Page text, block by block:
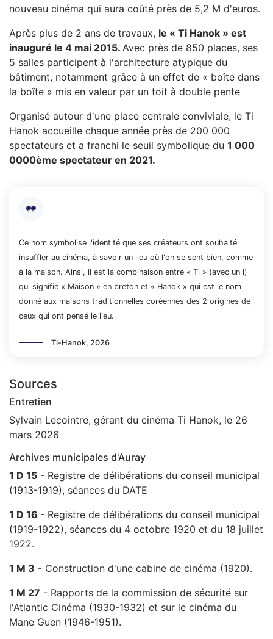
nouveau cinéma qui aura coûté près de 5,2 M d'euros.
Après plus de 2 ans de travaux, le « Ti Hanok » est
inauguré le 4 mai 2015. Avec près de 850 places, ses
5 salles participent à l'architecture atypique du
bâtiment, notamment grâce à un effet de « boîte dans
la boîte » mis en valeur par un toit à double pente
Organisé autour d'une place centrale conviviale, le Ti
Hanok accueille chaque année près de 200 000
spectateurs et a franchi le seuil symbolique du 1 000
0000ème spectateur en 2021.
Ce nom symbolise l'identité que ses créateurs ont souhaité
insuffler au cinéma, à savoir un lieu où l'on se sent bien, comme
à la maison. Ainsi, il est la combinaison entre « Ti » (avec un i)
qui signifie « Maison » en breton et « Hanok » qui est le nom
donné aux maisons traditionnelles coréennes des 2 origines de
ceux qui ont pensé le lieu.
Ti-Hanok, 2026
Sources
Entretien
Sylvain Lecointre, gérant du cinéma Ti Hanok, le 26
mars 2026
Archives municipales d'Auray
1 D 15 - Registre de délibérations du conseil municipal
(1913-1919), séances du DATE
1 D 16 - Registre de délibérations du conseil municipal
(1919-1922), séances du 4 octobre 1920 et du 18 juillet
1922.
1 M 3 - Construction d'une cabine de cinéma (1920).
1 M 27 - Rapports de la commission de sécurité sur
l'Atlantic Cinéma (1930-1932) et sur le cinéma du
Mane Guen (1946-1951).